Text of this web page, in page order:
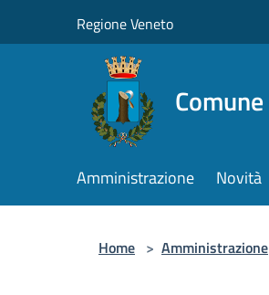
Regione Veneto
Amministrazione Novità
Home > Amministrazione